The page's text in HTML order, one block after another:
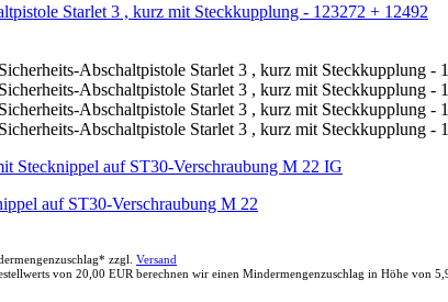
Starlet 3 , kurz mit Steckkupplung - 123272 + 12492
auf ST30-Verschraubung M 22
zzgl. Versand
von 20,00 EUR berechnen wir einen Mindermengenzuschlag in Höhe von